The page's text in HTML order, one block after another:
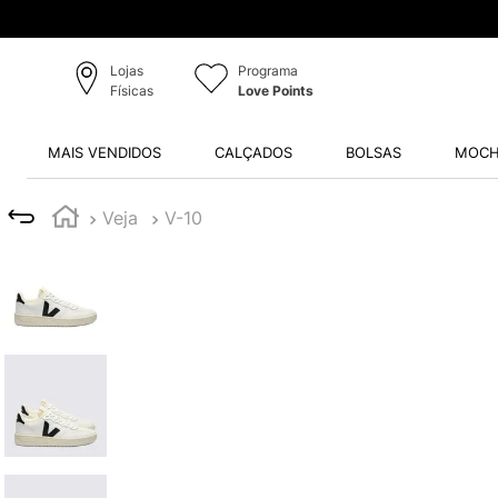
Lojas
Físicas
Programa
Love Points
MAIS VENDIDOS CALÇADOS BOLSAS
Veja V-10